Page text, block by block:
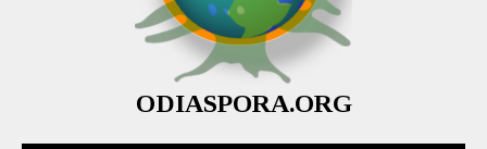
ODIASPORA.ORG